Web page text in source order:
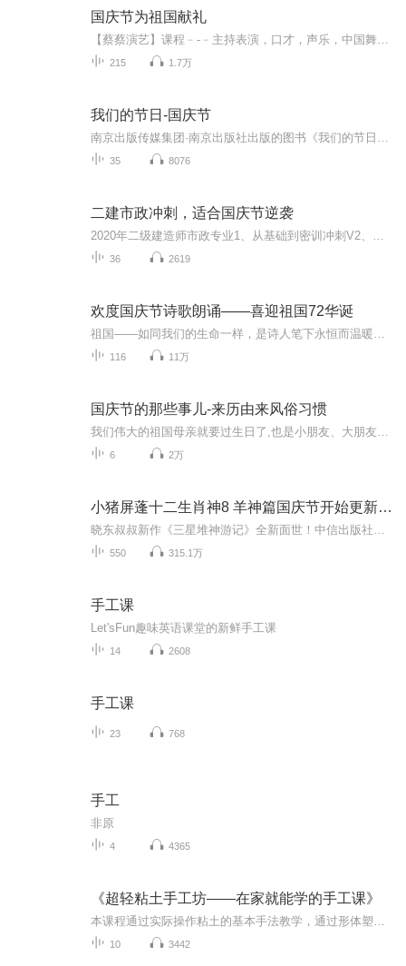
国庆节为祖国献礼
215 1.7万
我们的节日-国庆节
35 8076
二建市政冲刺，适合国庆节逆袭
36 2619
欢度国庆节诗歌朗诵——喜迎祖国72华诞
116 11万
国庆节的那些事儿-来历由来风俗习惯
6 2万
小猪屏蓬十二生肖神8 羊神篇国庆节开始更新啦！
550 315.1万
手工课
Let'sFun趣味英语课堂的新鲜手工课
14 2608
手工课
23 768
手工
非原
4 4365
《超轻粘土手工坊——在家就能学的手工课》
10 3442